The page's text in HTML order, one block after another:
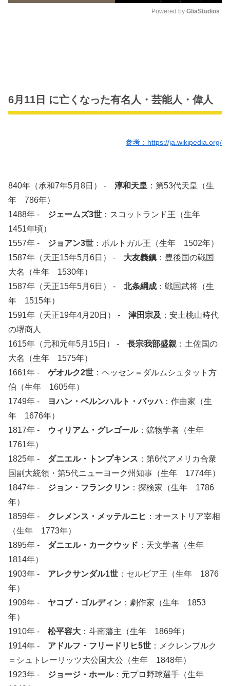
Powered by GliaStudios
6月11日 に亡くなった有名人・芸能人・偉人
参考：https://ja.wikipedia.org/
840年（承和7年5月8日） - 淳和天皇 ：第53代天皇（生
年 786年）
1488年 - ジェームズ3世 ：スコットランド王（生年
1451年頃）
1557年 - ジョアン3世 ：ポルトガル王（生年 1502年）
1587年（天正15年5月6日） - 大友義鎮 ：豊後国の戦国
大名（生年 1530年）
1587年（天正15年5月6日） - 北条綱成 ：戦国武将（生
年 1515年）
1591年（天正19年4月20日） - 津田宗及 ：安土桃山時代
の堺商人
1615年（元和元年5月15日） - 長宗我部盛親 ：土佐国の
大名（生年 1575年）
1661年 - ゲオルク2世 ：ヘッセン＝ダルムシュタット方
伯（生年 1605年）
1749年 -
ヨハン・ベルンハルト・バッハ ：作曲家（生
年 1676年）
1817年 -
ウィリアム・グレゴール：鉱物学者（生年
1761年）
1825年 - ダニエル・トンプキンス ：第6代アメリカ合衆
国副大統領・第5代ニューヨーク州知事（生年 1774年）
1847年 - ジョン・フランクリン ：探検家（生年 1786
年）
1859年 - クレメンス・メッテルニヒ ：オーストリア宰相
（生年 1773年）
1895年 - ダニエル・カークウッド ：天文学者（生年
1814年）
1903年 - アレクサンダル1世 ：セルビア王（生年 1876
年）
1909年 - ヤコブ・ゴルディン ：劇作家（生年 1853
年）
1910年 - 松平容大 ：斗南藩主（生年 1869年）
1914年 - アドルフ・フリードリヒ5世 ：メクレンブルク
＝シュトレーリッツ大公国大公（生年 1848年）
1923年 - ジョージ・ホール：元プロ野球選手（生年